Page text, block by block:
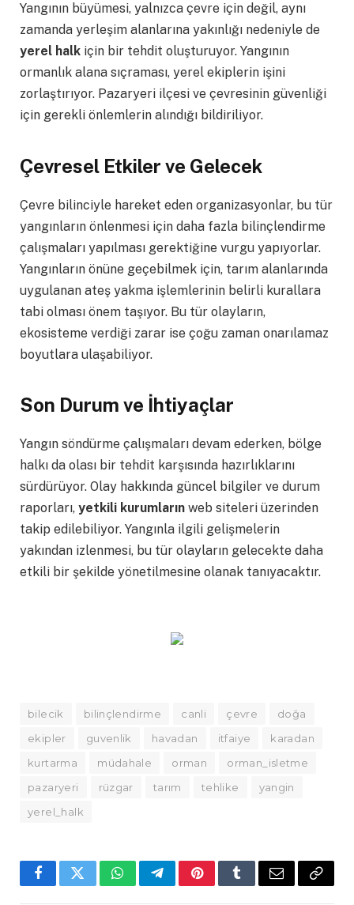
Yangının büyümesi, yalnızca çevre için değil, aynı
zamanda yerleşim alanlarına yakınlığı nedeniyle de
yerel halk için bir tehdit oluşturuyor. Yangının
ormanlık alana sıçraması, yerel ekiplerin işini
zorlaştırıyor. Pazaryeri ilçesi ve çevresinin güvenliği
için gerekli önlemlerin alındığı bildiriliyor.
Çevresel Etkiler ve Gelecek
Çevre bilinciyle hareket eden organizasyonlar, bu tür
yangınların önlenmesi için daha fazla bilinçlendirme
çalışmaları yapılması gerektiğine vurgu yapıyorlar.
Yangınların önüne geçebilmek için, tarım alanlarında
uygulanan ateş yakma işlemlerinin belirli kurallara
tabi olması önem taşıyor. Bu tür olayların,
ekosisteme verdiği zarar ise çoğu zaman onarılamaz
boyutlara ulaşabiliyor.
Son Durum ve İhtiyaçlar
Yangın söndürme çalışmaları devam ederken, bölge
halkı da olası bir tehdit karşısında hazırlıklarını
sürdürüyor. Olay hakkında güncel bilgiler ve durum
raporları, yetkili kurumların web siteleri üzerinden
takip edilebiliyor. Yangınla ilgili gelişmelerin
yakından izlenmesi, bu tür olayların gelecekte daha
etkili bir şekilde yönetilmesine olanak tanıyacaktır.
bilecik bilinçlendirme canli çevre
doğa
ekipler
guvenlik havadan itfaiye
karadan
kurtarma
müdahale orman
orman_isletme
pazaryeri
rüzgar tarım tehlike
yangin
yerel_halk
FacebookTwitterWhatsAppTelegramPinterestTumblrE-
Copy